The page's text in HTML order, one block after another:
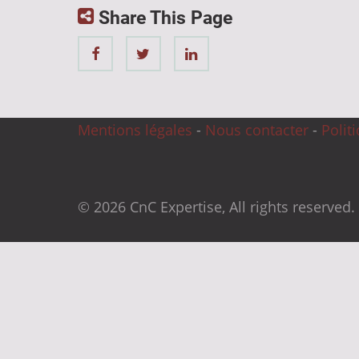
Share This Page
Mentions légales - Nous contacter -
© 2026 CnC Expertise, All rights reserved.